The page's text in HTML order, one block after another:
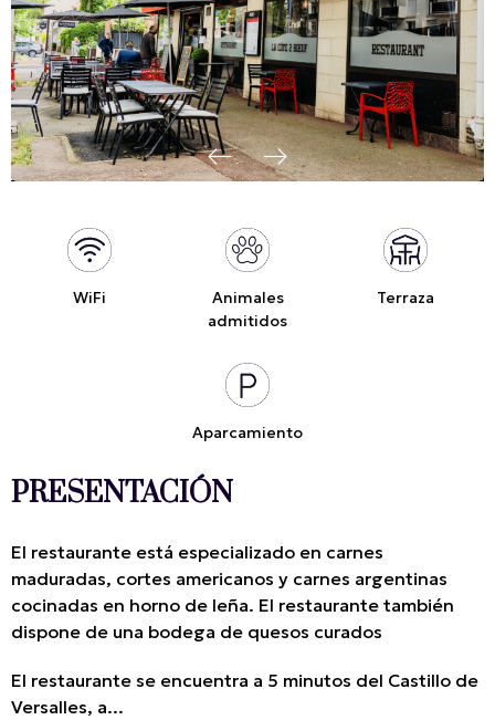
WiFi
Animales
admitidos
Terraza
Aparcamiento
PRESENTACIÓN
El restaurante está especializado en carnes
maduradas, cortes americanos y carnes argentinas
cocinadas en horno de leña. El restaurante también
dispone de una bodega de quesos curados
El restaurante se encuentra a 5 minutos del Castillo de
Versalles, a...